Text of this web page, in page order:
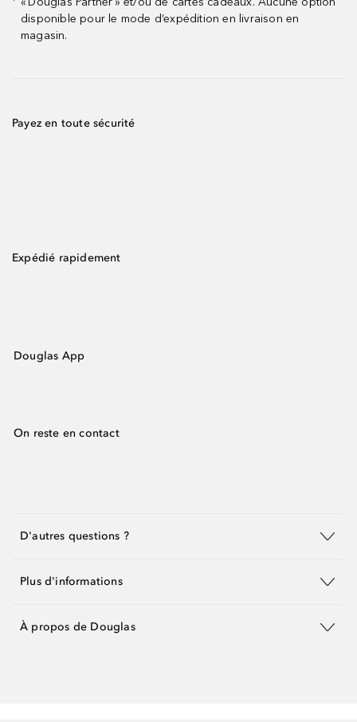
disponible pour le mode d’expédition en livraison en
magasin.
Payez en toute sécurité
Expédié rapidement
Douglas App
On reste en contact
D'autres questions ?
Plus d'informations
À propos de Douglas